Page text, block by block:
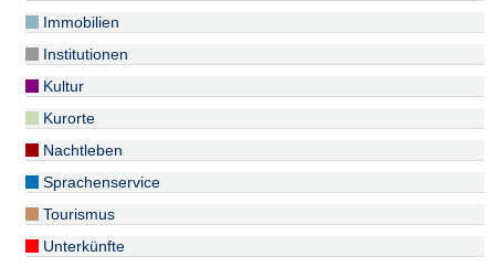
Immobilien
Institutionen
Kultur
Kurorte
Nachtleben
Sprachenservice
Tourismus
Unterkünfte